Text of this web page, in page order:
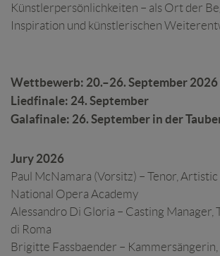
Künstlerpersönlichkeiten – als Ort der
Inspiration und künstlerischen
Wettbewerb: 20.–26. September
Liedfinale: 24. September
Galafinale: 26. September in der
Jury 2026
Paul McNamara (Vorsitz) – Tenor,
National Opera Academy
Alessandro Di Gloria – Casting Manager,
di Roma
Brigitte Fassbaender – Kammersängerin,